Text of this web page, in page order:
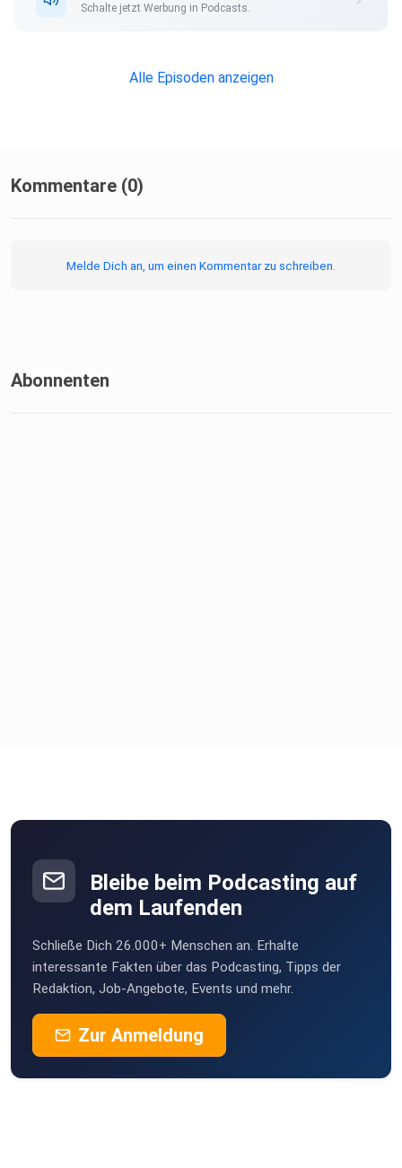
Schalte jetzt Werbung in Podcasts.
Alle Episoden anzeigen
Kommentare (0)
Melde Dich an, um einen Kommentar zu schreiben.
Abonnenten
Bleibe beim Podcasting auf
dem Laufenden
Schließe Dich 26.000+ Menschen an. Erhalte
interessante Fakten über das Podcasting, Tipps der
Redaktion, Job-Angebote, Events und mehr.
Zur Anmeldung